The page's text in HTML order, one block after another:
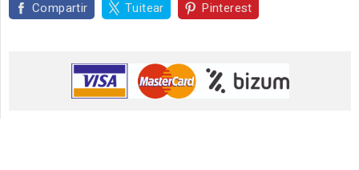
Compartir Tuitear Pinterest